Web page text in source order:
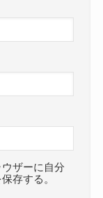
ザーに自分
存する。